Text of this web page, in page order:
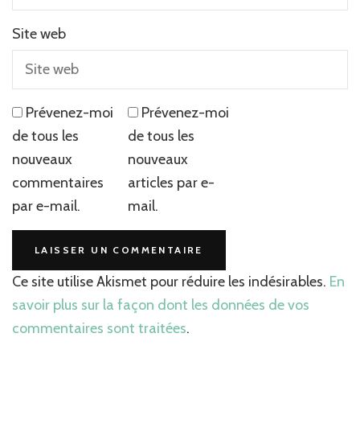
Site web
Prévenez-moi
de tous les
nouveaux
commentaires
par e-mail.
Prévenez-moi
de tous les
nouveaux
articles par e-
mail.
Ce site utilise Akismet pour réduire les indésirables. En
savoir plus sur la façon dont les données de vos
commentaires sont traitées.